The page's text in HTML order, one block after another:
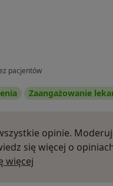
pacjentów
Zaangażowanie
opinie.
się więcej o
więcej